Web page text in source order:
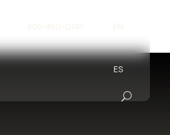
305-460-0145 EN
ES